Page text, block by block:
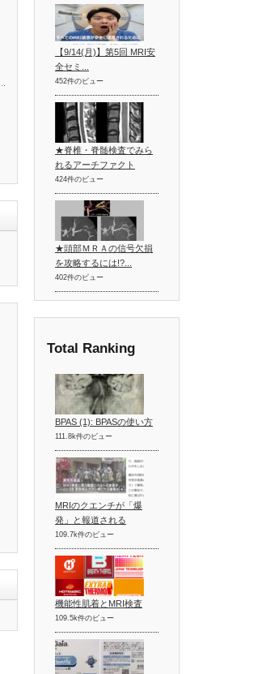
【9/14(月)】第5回 MRI安
全セミ...
452件のビュー
★脊椎・脊髄検査でみら
れるアーチファクト
424件のビュー
★頭部ＭＲＡの信号欠損
を攻略するには!?...
402件のビュー
Total Ranking
BPAS (1): BPASの使い方
111.8k件のビュー
MRIのクエンチが「爆
発」と報道される
109.7k件のビュー
機能性肌着とMRI検査
109.5k件のビュー